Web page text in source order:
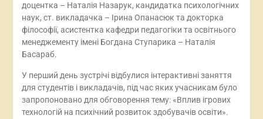
доцентка – Наталія Назарук, кандидатка психологічних
наук, ст. викладачка – Ірина Опанасюк та докторка
філософії, асистентка кафедри педагогіки та освітнього
менеджементу імені Богдана Ступарика – Наталія
Басараб.
У перший день зустрічі відбулися інтерактивні заняття
для студентів і викладачів, під час яких учасникам було
запропоновано для обговорення тему: «Вплив ігрових
технологій на психічний розвиток здобувачів освіти».